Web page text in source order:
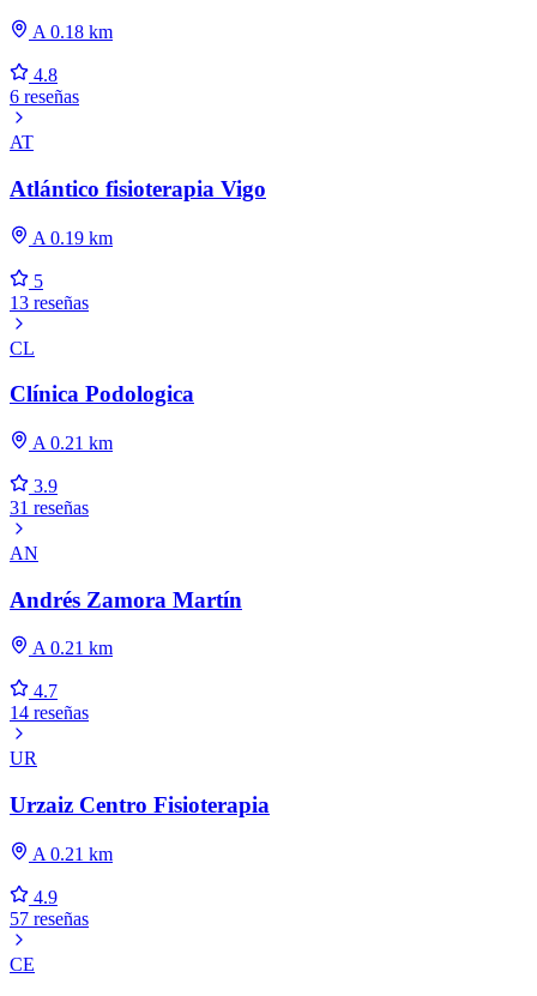
A 0.18 km
4.8
6 reseñas
AT
Atlántico fisioterapia Vigo
A 0.19 km
5
13 reseñas
CL
Clínica Podologica
A 0.21 km
3.9
31 reseñas
AN
Andrés Zamora Martín
A 0.21 km
4.7
14 reseñas
UR
Urzaiz Centro Fisioterapia
A 0.21 km
4.9
57 reseñas
CE